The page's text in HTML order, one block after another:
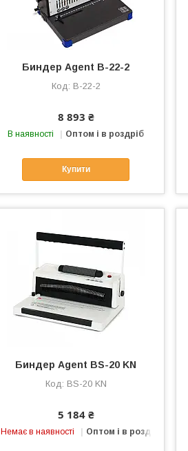
Биндер Agent B-22-2
B-22-2
8 893 ₴
В наявності Оптом і в роздріб
Купити
Биндер Agent BS-20 KN
BS-20 KN
5 184 ₴
Немає в наявності Оптом і в роздріб